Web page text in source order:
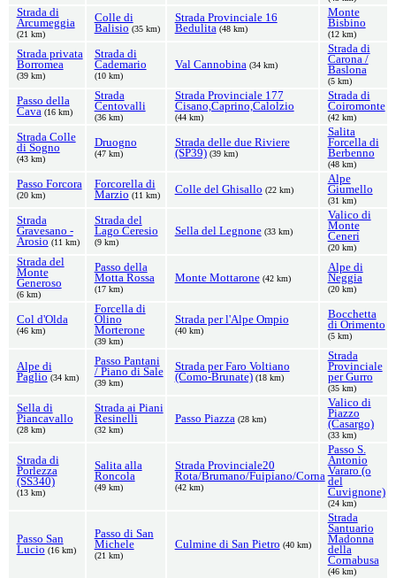
Strada di
Arcumeggia
(21 km)
Colle di
Balisio (35 km)
Strada Provinciale 16
Bedulita (48 km)
Monte
Bisbino
(12 km)
Strada privata
Borromea
(39 km)
Strada di
Cademario
(10 km)
Val Cannobina (34 km)
Strada di
Carona /
Baslona
(5 km)
Passo della
Cava (16 km)
Strada
Centovalli
(36 km)
Strada Provinciale 177
Cisano,Caprino,Calolzio
(44 km)
Strada di
Coiromonte
(42 km)
Strada Colle
di Sogno
(43 km)
Druogno
(47 km)
Strada delle due Riviere
(SP39) (39 km)
Salita
Forcella di
Berbenno
(48 km)
Passo Forcora
(20 km)
Forcorella di
Marzio (11 km) Colle del Ghisallo (22 km)
Alpe
Giumello
(31 km)
Strada
Gravesano -
Arosio (11 km)
Strada del
Lago Ceresio
(9 km)
Sella del Legnone (33 km)
Valico di
Monte
Ceneri
(20 km)
Strada del
Monte
Generoso
(6 km)
Passo della
Motta Rossa
(17 km)
Monte Mottarone (42 km)
Alpe di
Neggia
(20 km)
Col d'Olda
(46 km)
Forcella di
Olino
Morterone
(39 km)
Strada per l'Alpe Ompio
(40 km)
Bocchetta
di Orimento
(5 km)
Alpe di
Paglio (34 km)
Passo Pantani
/ Piano di Sale
(39 km)
Strada per Faro Voltiano
(Como-Brunate) (18 km)
Strada
Provinciale
per Gurro
(35 km)
Sella di
Piancavallo
(28 km)
Strada ai Piani
Resinelli
(32 km)
Passo Piazza (28 km)
Valico di
Piazzo
(Casargo)
(33 km)
Strada di
Porlezza
(SS340)
(13 km)
Salita alla
Roncola
(49 km)
Strada Provinciale20
Rota/Brumano/Fuipiano/Corna
(42 km)
Passo S.
Antonio
Vararo (o
del
Cuvignone)
(24 km)
Passo San
Lucio (16 km)
Passo di San
Michele
(21 km)
Culmine di San Pietro (40 km)
Strada
Santuario
Madonna
della
Cornabusa
(46 km)